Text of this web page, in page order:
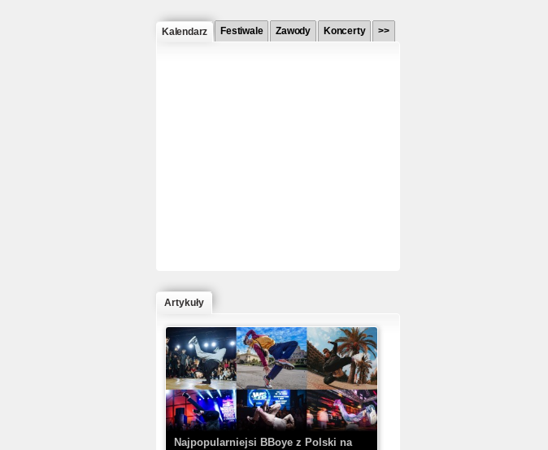
Kaczorex w najnowszym klipie: HRYPA
– Kobieta z walizką
Kalendarz Festiwale Zawody Koncerty >>
Artykuły
Najpopularniejsi BBoye z Polski na